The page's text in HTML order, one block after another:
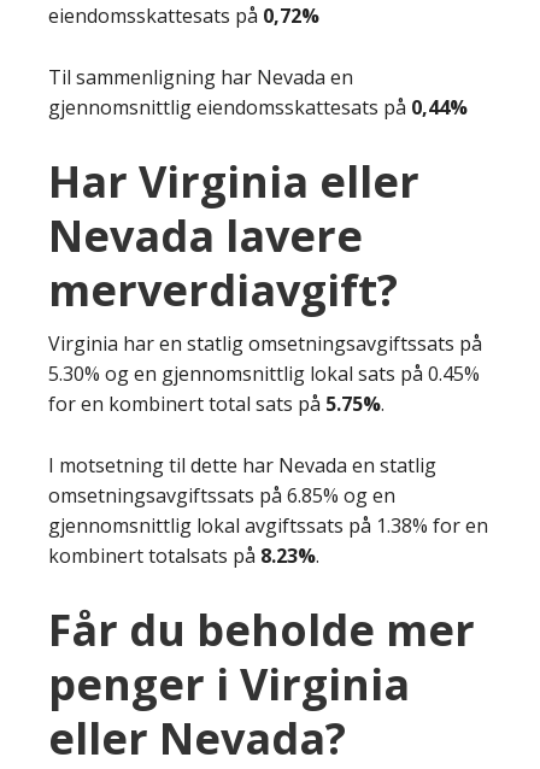
eiendomsskattesats på 0,72%
Til sammenligning har Nevada en
gjennomsnittlig eiendomsskattesats på 0,44%
Har Virginia eller
Nevada lavere
merverdiavgift?
Virginia har en statlig omsetningsavgiftssats på
5.30% og en gjennomsnittlig lokal sats på 0.45%
for en kombinert total sats på 5.75%.
I motsetning til dette har Nevada en statlig
omsetningsavgiftssats på 6.85% og en
gjennomsnittlig lokal avgiftssats på 1.38% for en
kombinert totalsats på 8.23%.
Får du beholde mer
penger i Virginia
eller Nevada?